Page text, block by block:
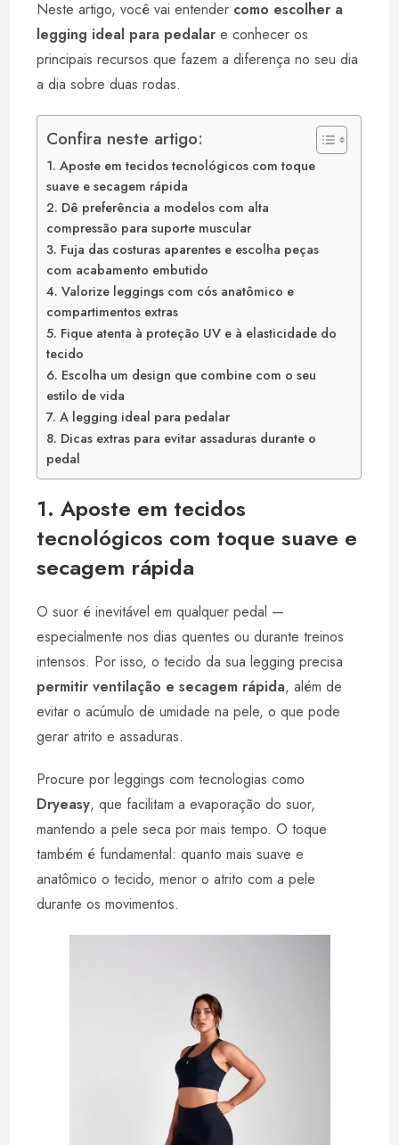
Neste artigo, você vai entender como escolher a
legging ideal para pedalar e conhecer os
principais recursos que fazem a diferença no seu dia
a dia sobre duas rodas.
Confira neste artigo:
1. Aposte em tecidos tecnológicos com toque
suave e secagem rápida
2. Dê preferência a modelos com alta
compressão para suporte muscular
3. Fuja das costuras aparentes e escolha peças
com acabamento embutido
4. Valorize leggings com cós anatômico e
compartimentos extras
5. Fique atenta à proteção UV e à elasticidade do
tecido
6. Escolha um design que combine com o seu
estilo de vida
7. A legging ideal para pedalar
8. Dicas extras para evitar assaduras durante o
pedal
1. Aposte em tecidos
tecnológicos com toque suave e
secagem rápida
O suor é inevitável em qualquer pedal —
especialmente nos dias quentes ou durante treinos
intensos. Por isso, o tecido da sua legging precisa
permitir ventilação e secagem rápida, além de
evitar o acúmulo de umidade na pele, o que pode
gerar atrito e assaduras.
Procure por leggings com tecnologias como
Dryeasy, que facilitam a evaporação do suor,
mantendo a pele seca por mais tempo. O toque
também é fundamental: quanto mais suave e
anatômico o tecido, menor o atrito com a pele
durante os movimentos.